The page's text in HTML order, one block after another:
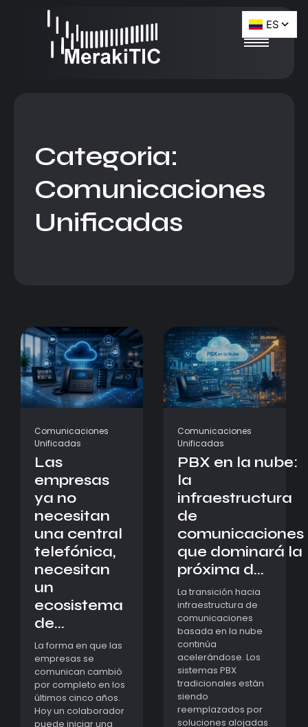
Categoria:
Comunicaciones
Unificadas
Comunicaciones
Unificadas
Las
empresas
ya no
necesitan
una central
telefónica,
necesitan
un
ecosistema
de...
La forma en que las
empresas se
comunican cambió
por completo en los
últimos cinco años.
Hoy un colaborador
puede iniciar una
Comunicaciones
Unificadas
PBX en la nube:
la
infraestructura
de
comunicaciones
que dominará la
próxima d...
La transición hacia
infraestructura de
comunicaciones
basada en la nube
continúa
acelerándose. Los
sistemas PBX
tradicionales están
siendo
reemplazados por
soluciones alojadas